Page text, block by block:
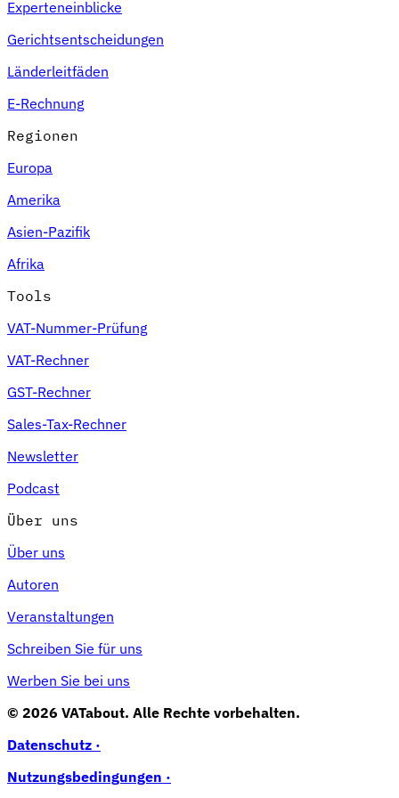
Experteneinblicke
Gerichtsentscheidungen
Länderleitfäden
E-Rechnung
Regionen
Europa
Amerika
Asien-Pazifik
Afrika
Tools
VAT-Nummer-Prüfung
VAT-Rechner
GST-Rechner
Sales-Tax-Rechner
Newsletter
Podcast
Über uns
Über uns
Autoren
Veranstaltungen
Schreiben Sie für uns
Werben Sie bei uns
© 2026 VATabout. Alle Rechte vorbehalten.
Datenschutz ·
Nutzungsbedingungen ·